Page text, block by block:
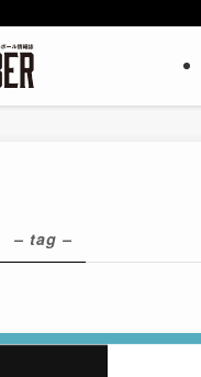
– tag –